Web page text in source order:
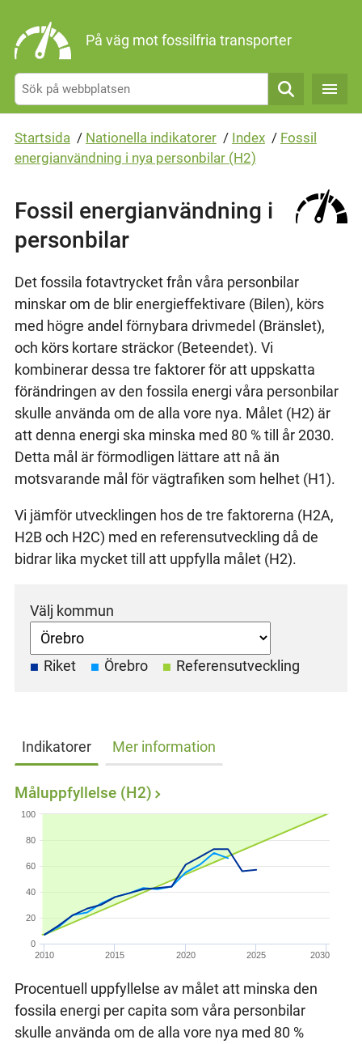
På väg mot fossilfria transporter
Sök
Startsida / Nationella indikatorer / Index / Fossil
energianvändning i nya personbilar (H2)
Fossil energianvändning i
personbilar
Det fossila fotavtrycket från våra personbilar
minskar om de blir energieffektivare (Bilen), körs
med högre andel förnybara drivmedel (Bränslet),
och körs kortare sträckor (Beteendet). Vi
kombinerar dessa tre faktorer för att uppskatta
förändringen av den fossila energi våra personbilar
skulle använda om de alla vore nya. Målet (H2) är
att denna energi ska minska med 80 % till år 2030.
Detta mål är förmodligen lättare att nå än
motsvarande mål för vägtrafiken som helhet (H1).
Vi jämför utvecklingen hos de tre faktorerna (H2A,
H2B och H2C) med en referensutveckling då de
bidrar lika mycket till att uppfylla målet (H2).
Välj kommun
Riket Örebro Referensutveckling
Indikatorer Mer information
2010 2015 2020 2025 2030
0
20
40
60
80
100
Måluppfyllelse (H2)
Procentuell uppfyllelse av målet att minska den
fossila energi per capita som våra personbilar
skulle använda om de alla vore nya med 80 %